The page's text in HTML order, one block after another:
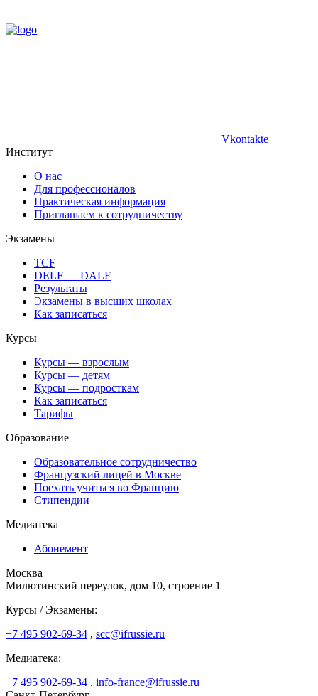
Vkontakte
Институт
О нас
Для профессионалов
Практическая информация
Приглашаем к сотрудничеству
Экзамены
TCF
DELF — DALF
Результаты
Экзамены в высших школах
Как записаться
Курсы
Курсы — взрослым
Курсы — детям
Курсы — подросткам
Как записаться
Тарифы
Образование
Образовательное сотрудничество
Французский лицей в Москве
Поехать учиться во Францию
Стипендии
Медиатека
Абонемент
Москва
Милютинский переулок, дом 10, строение 1
Курсы / Экзамены:
+7 495 902-69-34 , scc@ifrussie.ru
Медиатека:
+7 495 902-69-34 , info-france@ifrussie.ru